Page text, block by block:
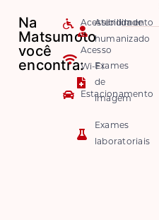
Na
Matsumoto
você
encontra:
Acessibilidade
Acesso
Wi-Fi
Estacionamento
Atendimento
humanizado
Exames
de
imagem
Exames
laboratoriais